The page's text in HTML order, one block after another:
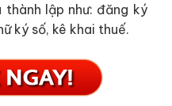
lập như: đăng ký
ký số, kê khai thuế.